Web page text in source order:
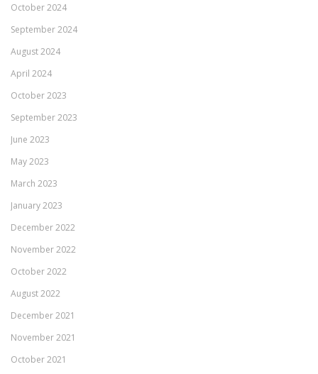
October 2024
September 2024
August 2024
April 2024
October 2023
September 2023
June 2023
May 2023
March 2023
January 2023
December 2022
November 2022
October 2022
August 2022
December 2021
November 2021
October 2021